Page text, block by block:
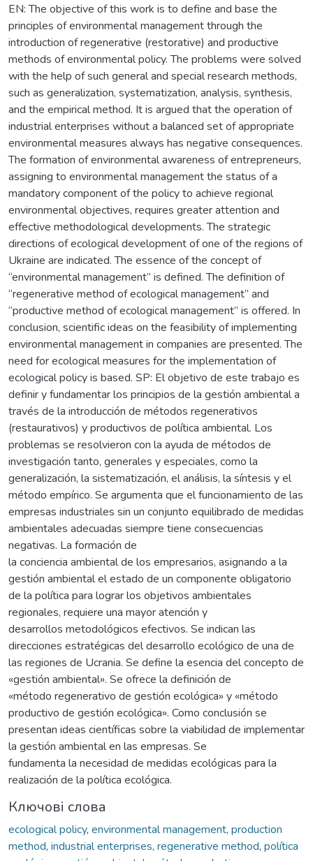
EN: The objective of this work is to define and base the
principles of environmental management through the
introduction of regenerative (restorative) and productive
methods of environmental policy. The problems were solved
with the help of such general and special research methods,
such as generalization, systematization, analysis, synthesis,
and the empirical method. It is argued that the operation of
industrial enterprises without a balanced set of appropriate
environmental measures always has negative consequences.
The formation of environmental awareness of entrepreneurs,
assigning to environmental management the status of a
mandatory component of the policy to achieve regional
environmental objectives, requires greater attention and
effective methodological developments. The strategic
directions of ecological development of one of the regions of
Ukraine are indicated. The essence of the concept of
“environmental management” is defined. The definition of
“regenerative method of ecological management” and
“productive method of ecological management” is offered. In
conclusion, scientific ideas on the feasibility of implementing
environmental management in companies are presented. The
need for ecological measures for the implementation of
ecological policy is based. SP: El objetivo de este trabajo es
definir y fundamentar los principios de la gestión ambiental a
través de la introducción de métodos regenerativos
(restaurativos) y productivos de política ambiental. Los
problemas se resolvieron con la ayuda de métodos de
investigación tanto, generales y especiales, como la
generalización, la sistematización, el análisis, la síntesis y el
método empírico. Se argumenta que el funcionamiento de las
empresas industriales sin un conjunto equilibrado de medidas
ambientales adecuadas siempre tiene consecuencias
negativas. La formación de
la conciencia ambiental de los empresarios, asignando a la
gestión ambiental el estado de un componente obligatorio
de la política para lograr los objetivos ambientales
regionales, requiere una mayor atención y
desarrollos metodológicos efectivos. Se indican las
direcciones estratégicas del desarrollo ecológico de una de
las regiones de Ucrania. Se define la esencia del concepto de
«gestión ambiental». Se ofrece la definición de
«método regenerativo de gestión ecológica» y «método
productivo de gestión ecológica». Como conclusión se
presentan ideas científicas sobre la viabilidad de implementar
la gestión ambiental en las empresas. Se
fundamenta la necesidad de medidas ecológicas para la
realización de la política ecológica.
Ключові слова
ecological policy, environmental management, production
method, industrial enterprises, regenerative method, política